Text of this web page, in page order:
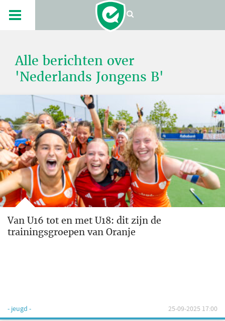
Alle berichten over
'Nederlands Jongens B'
Van U16 tot en met U18: dit zijn de
trainingsgroepen van Oranje
- jeugd - 25-09-2025 17:00